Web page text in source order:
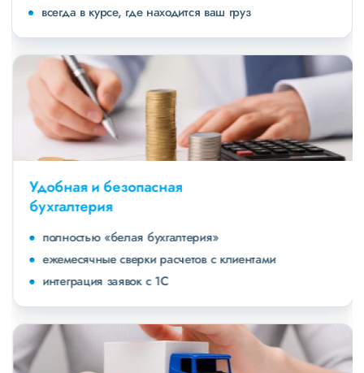
всегда в курсе, где находится ваш груз
Удобная и безопасная
бухгалтерия
полностью «белая бухгалтерия»
ежемесячные сверки расчетов с клиентами
интеграция заявок с 1С